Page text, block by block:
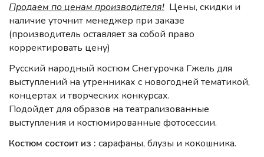
Продаем по ценам производителя! Цены, скидки и
наличие уточнит менеджер при заказе
(производитель оставляет за собой право
корректировать цену)​​​​​
Русский народный костюм Снегурочка Гжель для
выступлений на утренниках с новогодней тематикой,
концертах и творческих конкурсах.
Подойдет для образов на театрализованные
выступления и костюмированные фотосессии.
Костюм состоит из : сарафаны, блузы и кокошника.